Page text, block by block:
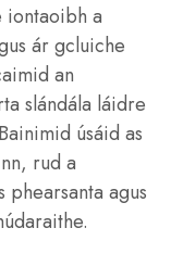
iontaoibh a
ár gcluiche
an
slándála láidre
úsáid as
rud a
agus